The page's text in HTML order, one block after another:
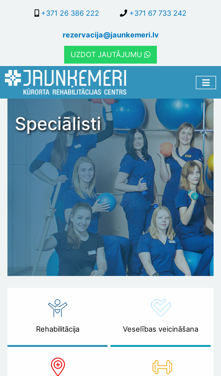
galveno
saturu
+371 26 386 222 +371 67 733 242
rezervacija@jaunkemeri.lv
UZDOT JAUTĀJUMU
Speciālisti
Rehabilitācija Veselības veicināšana